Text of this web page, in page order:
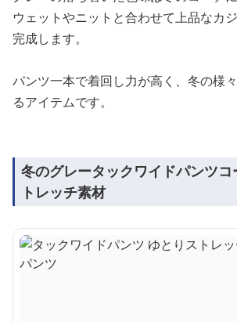
ウェットやニットと合わせて上品なカ
完成します。
パンツ一本で着回し力が高く、冬の様
るアイテムです。
冬のグレータックワイドパンツ
トレッチ素材